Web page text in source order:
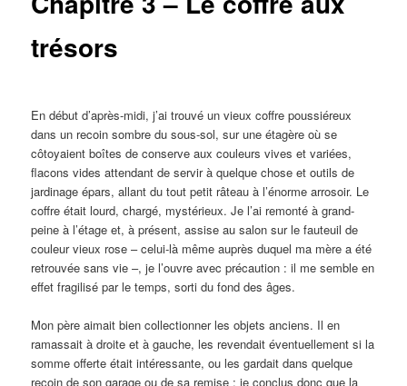
trésors
En début d’après-midi, j’ai trouvé un vieux coffre poussiéreux
dans un recoin sombre du sous-sol, sur une étagère où se
côtoyaient boîtes de conserve aux couleurs vives et variées,
flacons vides attendant de servir à quelque chose et outils de
jardinage épars, allant du tout petit râteau à l’énorme arrosoir. Le
coffre était lourd, chargé, mystérieux. Je l’ai remonté à grand-
peine à l’étage et, à présent, assise au salon sur le fauteuil de
couleur vieux rose – celui-là même auprès duquel ma mère a été
retrouvée sans vie –, je l’ouvre avec précaution : il me semble en
effet fragilisé par le temps, sorti du fond des âges.
Mon père aimait bien collectionner les objets anciens. Il en
ramassait à droite et à gauche, les revendait éventuellement si la
somme offerte était intéressante, ou les gardait dans quelque
recoin de son garage ou de sa remise ; je conclus donc que la